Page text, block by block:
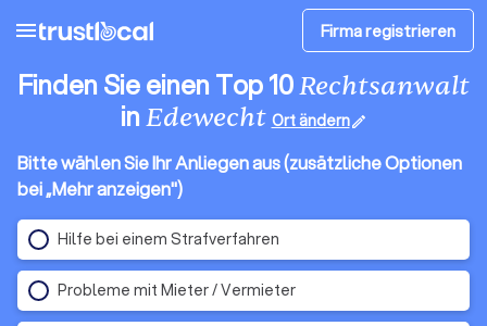
menu Firma registrieren
Finden Sie einen Top 10Rechtsanwalt
inEdewecht Ort ändernedit
Bitte wählen Sie Ihr Anliegen aus (zusätzliche Optionen
bei „Mehr anzeigen")
Hilfe bei einem Strafverfahren
Probleme mit Mieter / Vermieter